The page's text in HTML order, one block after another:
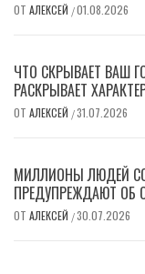
ОТ АЛЕКСЕЙ /01.08.2026
ЧТО СКРЫВАЕТ ВАШ
РАСКРЫВАЕТ
ОТ АЛЕКСЕЙ /31.07.2026
МИЛЛИОНЫ ЛЮДЕЙ
ПРЕДУПРЕЖДАЮТ ОБ
ОТ АЛЕКСЕЙ /30.07.2026